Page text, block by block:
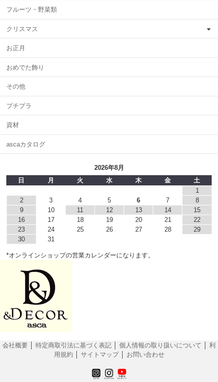
フルーツ・野菜類
クリスマス
お正月
おめでた飾り
その他
プチプラ
資材
ascaカタログ
2026年8月
日
月 火 水 木 金
土
1
2
3 4 5 6 7
8
9
10 11 12 13 14
15
16
17 18 19 20 21
22
23
24 25 26 27 28
29
30
31
*オンラインショップの営業カレンダーになります。
会社概要 特定商取引法に基づく表記 個人情報の取り扱いについて
利
用規約
サイトマップ│ お問い合わせ